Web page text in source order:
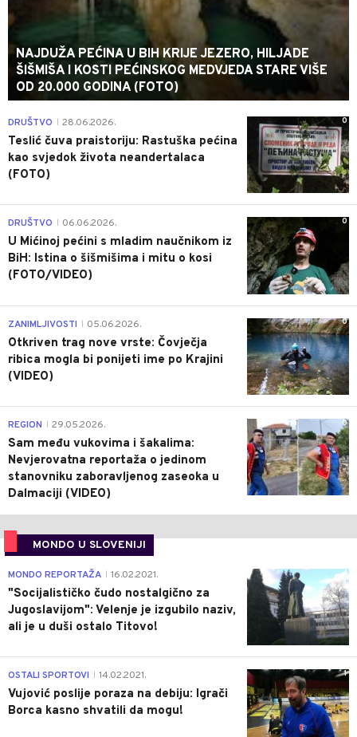
NAJDUŽA PEĆINA U BIH KRIJE JEZERO, HILJADE
ŠIŠMIŠA I KOSTI PEĆINSKOG MEDVJEDA STARE VIŠE
OD 20.000 GODINA (FOTO)
0
DRUŠTVO 28.06.2026.
Teslić čuva praistoriju: Rastuška pećina
kao svjedok života neandertalaca
(FOTO)
0
DRUŠTVO 06.06.2026.
U Mićinoj pećini s mladim naučnikom iz
BiH: Istina o šišmišima i mitu o kosi
(FOTO/VIDEO)
0
ZANIMLJIVOSTI 05.06.2026.
Otkriven trag nove vrste: Čovječja
ribica mogla bi ponijeti ime po Krajini
(VIDEO)
0
REGION 29.05.2026.
Sam među vukovima i šakalima:
Nevjerovatna reportaža o jedinom
stanovniku zaboravljenog zaseoka u
Dalmaciji (VIDEO)
MONDO U SLOVENIJI
4
MONDO REPORTAŽA 16.02.2021.
"Socijalističko čudo nostalgično za
Jugoslavijom": Velenje je izgubilo naziv,
ali je u duši ostalo Titovo!
1
OSTALI SPORTOVI 14.02.2021.
Vujović poslije poraza na debiju: Igrači
Borca kasno shvatili da mogu!